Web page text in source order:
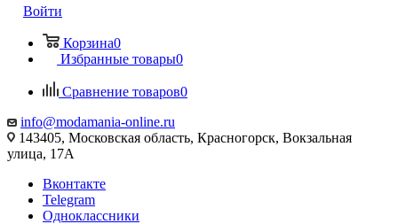
Войти
Корзина0
Избранные товары0
Сравнение товаров0
info@modamania-online.ru
143405, Московская область, Красногорск, Вокзальная
улица, 17А
Вконтакте
Telegram
Одноклассники